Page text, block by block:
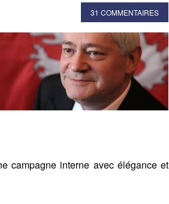
31 COMMENTAIRES
campagne interne avec élégance et